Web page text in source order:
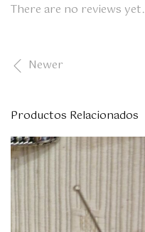
There are no reviews yet.
Newer
Productos Relacionados